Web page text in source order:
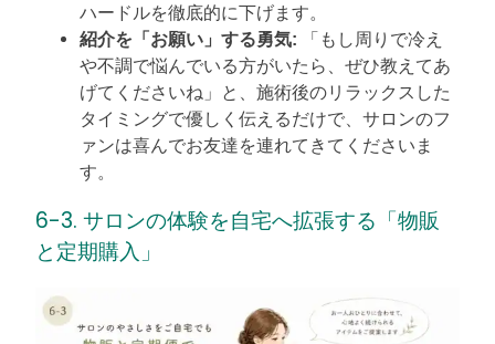
ハードルを徹底的に下げます。
紹介を「お願い」する勇気: 「もし周りで冷え
や不調で悩んでいる方がいたら、ぜひ教えてあ
げてくださいね」と、施術後のリラックスした
タイミングで優しく伝えるだけで、サロンのフ
ァンは喜んでお友達を連れてきてくださいま
す。
6-3. サロンの体験を自宅へ拡張する「物販
と定期購入」